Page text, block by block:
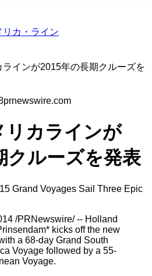
リカ・ライン
インが2015年の長期クルーズを
prnewswire.com
カラインが
クルーズを発表
Grand Voyages Sail Three Epic
/PRNewswire/ -- Holland
kicks off the new
a 68-day Grand South
Voyage followed by a 55-
Voyage.